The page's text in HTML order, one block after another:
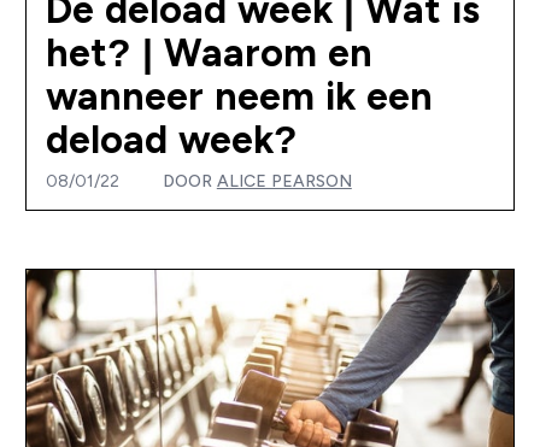
De deload week | Wat is
het? | Waarom en
wanneer neem ik een
deload week?
08/01/22 DOOR ALICE PEARSON